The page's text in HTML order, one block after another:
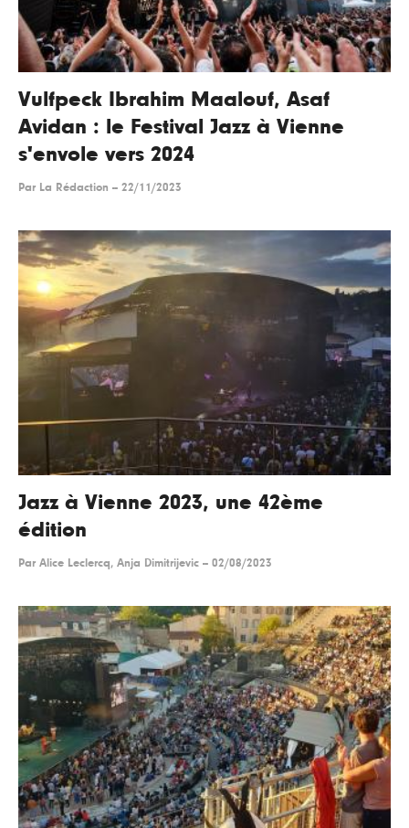
Vulfpeck Ibrahim Maalouf, Asaf
Avidan : le Festival Jazz à Vienne
s'envole vers 2024
Par La Rédaction -- 22/11/2023
Jazz à Vienne 2023, une 42ème
édition
Par Alice Leclercq, Anja Dimitrijevic -- 02/08/2023